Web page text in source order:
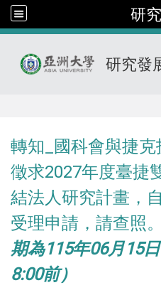
研
研究發
轉知_國科會與捷克
徵求2027年度臺捷
結法人研究計畫，
受理申請，請查照。
期為115年06月15
8:00前）